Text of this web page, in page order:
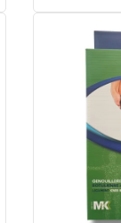
excellente
pour
main et
une